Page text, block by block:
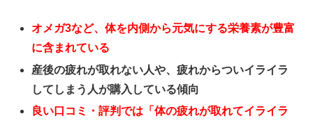
オメガ3など、体を内側から元気にする栄養素が豊富
に含まれている
産後の疲れが取れない人や、疲れからついイライラ
してしまう人が購入している傾向
良い口コミ・評判では「体の疲れが取れてイライラ